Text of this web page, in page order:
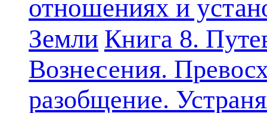
отношениях и
Земли Книга 8.
Вознесения.
разобщение.